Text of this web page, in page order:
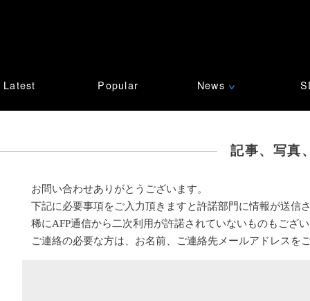
Latest Popular News ∨
記事、写真
お問い合わせありがとうございます。
下記に必要事項をご入力頂きますと許諾部門に情報が送信
稀にAFP通信から二次利用が許諾されていないものもござ
ご連絡の必要な方は、お名前、ご連絡先メールアドレスを